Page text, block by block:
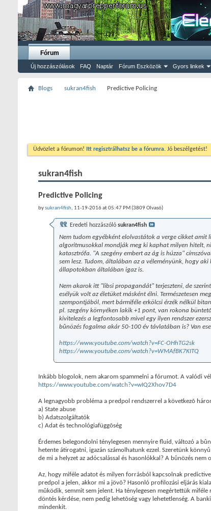
Fórum
Új hozzászólások FAQ Naptár Fórum Eszközök Gyors linkek
Blogs sukran4fish Predictive Policing
Üdvözlet a fórumon! Itt regisztrálhatsz be a fórumra. Jó beszélgetést!
sukran4fish
Predictive Policing
bysukran4fish, 11-19-2016 at 05:47 PM (3809 Olvasó)
Eredeti hozzászóló sukran4fish
Nem tudom egyébként elolvastátok a verge cikket
algoritmusokkal mondják meg ki kaphat milyen hitelt,
katasztrófa. "A szegény embert az ág is húzza"
sem lesz. Tudom, általában az a véleményünk, hogy
állapotokban általában igaz is.
Nem akarok itt "libsi propagandát" terjeszteni, de
esélyük volt az életüket másként élni. Természetesen
szempontjából, mert bármiféle erkölcsi érzék nélkül
pl. szegény környéken lakik +1 pont, van rokona
kivitelezés a legfontosabb mivel egy ilyen rendszer
bûnözés fogalma akár 50-100 év távlatában is? Van
https://www.youtube.com/watch?v=FC-OHhTG2sk
https://www.youtube.com/watch?v=WMAfBK7KITQ
Inkább blogolok, nem akarom spammelni a fórumot. A valódi
https://www.youtube.com/watch?v=wIQ2Xhov7D4
A legnagyobb probléma a predpol rendszerrel a következõ
a) State abuse
b) Adatszolgáltatók
c) Adat és technológiafüggõség
Érdemes belegondolni ténylegesen mennyire fluid, változó a
hetente átirogatni, igazán számolhatunk ezzel. Szeretünk
de mi a helyzet az adócsalással és hasonlókkal? A bûnözés
Az, hogy miféle adatot és milyen forrásból kapcsolnak
predpol a jelen, akkor mi a jövõ? Hasonló profilozási eljárás
mûködik, semmit sem jelent. Ha ténylegesen megértettük
döntés kérdése, nem pedig lehetõség vagy lehetetlenség. A
mindenkit.